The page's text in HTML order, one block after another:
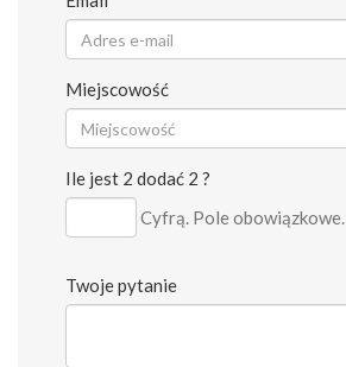
Miejscowość
Ile jest 2 dodać 2 ?
Cyfrą. Pole obowiązkowe.
Twoje pytanie